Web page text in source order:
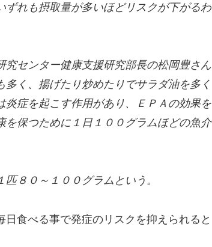
ずれも摂取量が多いほどリスクが下がるわ
センター健康支援研究部長の松岡豊さん
く、揚げたり炒めたりでサラダ油を多く
症を起こす作用があり、ＥＰＡの効果を
保つために１日１００グラムほどの魚介
８０～１００グラムという。
食べる事で発症のリスクを抑えられると